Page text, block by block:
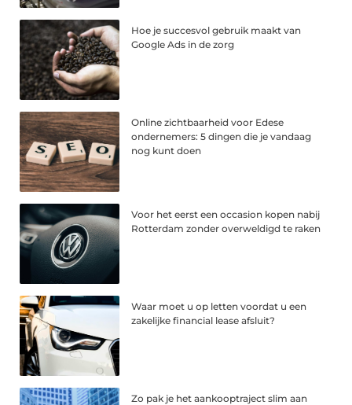
Hoe je succesvol gebruik maakt van
Google Ads in de zorg
Online zichtbaarheid voor Edese
ondernemers: 5 dingen die je vandaag
nog kunt doen
Voor het eerst een occasion kopen nabij
Rotterdam zonder overweldigd te raken
Waar moet u op letten voordat u een
zakelijke financial lease afsluit?
Zo pak je het aankooptraject slim aan